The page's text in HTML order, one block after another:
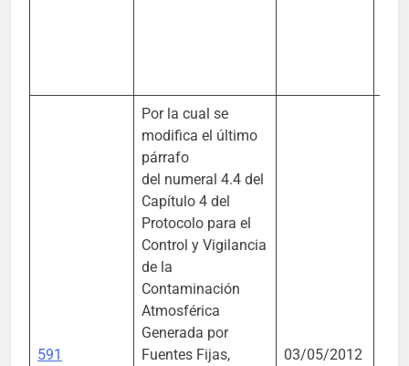
591
Por la cual se
modifica el último
párrafo
del numeral 4.4 del
Capítulo 4 del
Protocolo para el
Control y Vigilancia
de la
Contaminación
Atmosférica
Generada por
Fuentes Fijas,
03/05/2012